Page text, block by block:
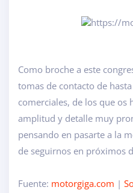
Como broche a este
tomas de contacto de
comerciales, de los que os
amplitud y detalle muy
pensando en pasarte a la
de seguirnos en próximos
Fuente: motorgiga.com |